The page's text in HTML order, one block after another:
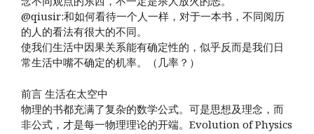
@qiusir:和如何看待一个人一样，对于一本书，不同阅历
的人的看法有很大的不同。
使我们生活中因果关系能有确定性的，似乎反而是我们日
常生活中嘴不确定的机率。（几率？）
前言 生活在太空中
物理的书都充满了复杂的数学公式。可是思想及理念，而
非公式，才是每一物理理论的开端。Evolution of Physics